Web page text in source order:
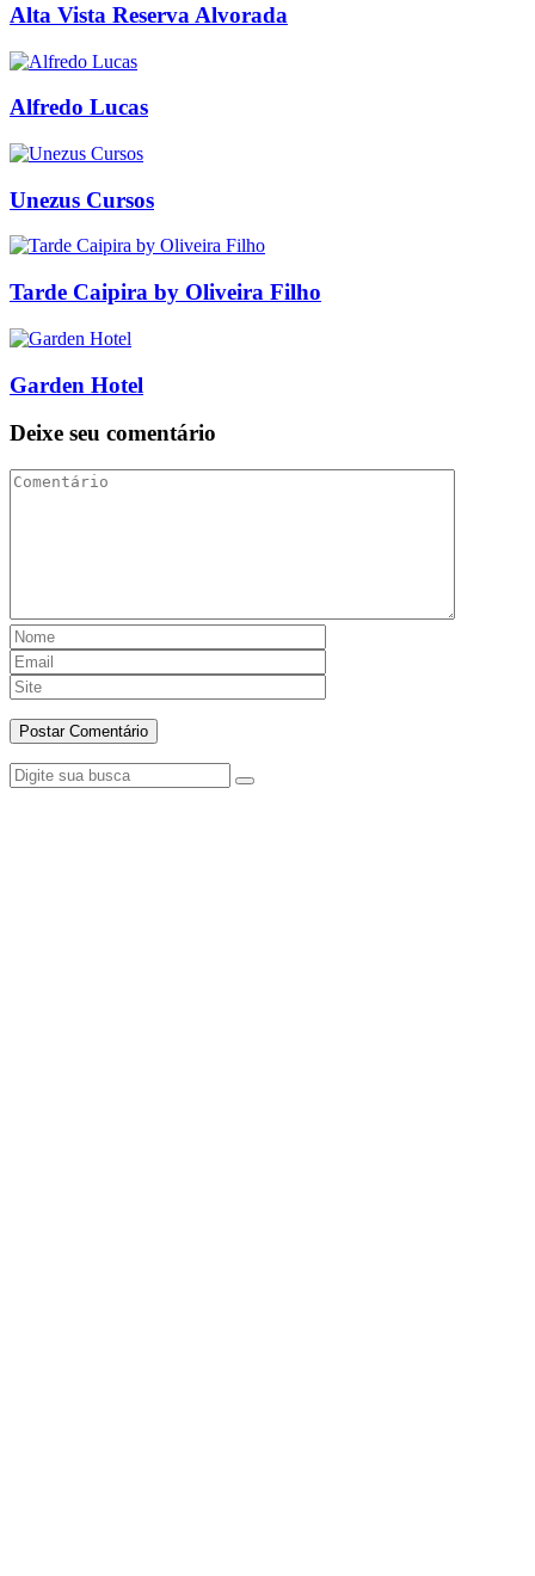
Alta Vista Reserva Alvorada
Alfredo Lucas
Unezus Cursos
Tarde Caipira by Oliveira Filho
Garden Hotel
Deixe seu comentário